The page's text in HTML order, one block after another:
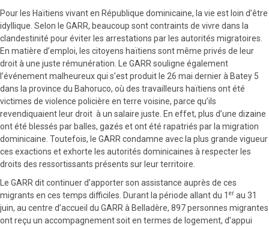
Pour les Haïtiens vivant en République dominicaine, la vie est loin d’être
idyllique. Selon le GARR, beaucoup sont contraints de vivre dans la
clandestinité pour éviter les arrestations par les autorités migratoires.
En matière d’emploi, les citoyens haïtiens sont même privés de leur
droit à une juste rémunération. Le GARR souligne également
l’événement malheureux qui s’est produit le 26 mai dernier à Batey 5
dans la province du Bahoruco, où des travailleurs haïtiens ont été
victimes de violence policière en terre voisine, parce qu’ils
revendiquaient leur droit à un salaire juste. En effet, plus d’une dizaine
ont été blessés par balles, gazés et ont été rapatriés par la migration
dominicaine. Toutefois, le GARR condamne avec la plus grande vigueur
ces exactions et exhorte les autorités dominicaines à respecter les
droits des ressortissants présents sur leur territoire.
Le GARR dit continuer d’apporter son assistance auprès de ces
migrants en ces temps difficiles. Durant la période allant du 1 er au 31
juin, au centre d’accueil du GARR à Belladère, 897 personnes migrantes
ont reçu un accompagnement soit en termes de logement, d’appui